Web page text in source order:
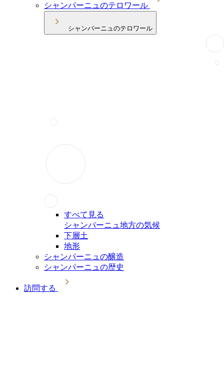
シャンパーニュのテロワール
シャンパーニュのテロワール
すべて見る
シャンパーニュ地方の気候
下層土
地形
シャンパーニュの醸造
シャンパーニュの歴史
訪問する